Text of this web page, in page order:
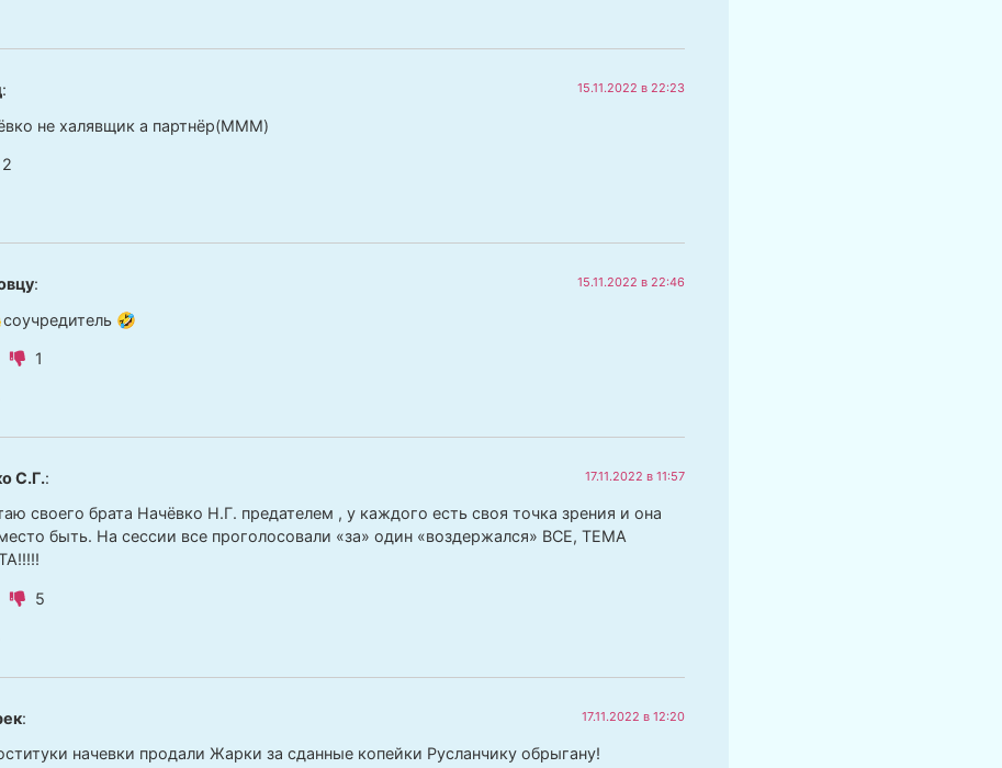
: 15.11.2022 в 22:23
не халявщик а партнёр(МММ)
2
: 15.11.2022 в 22:46
🤣
1
С.Г.: 17.11.2022 в 11:57
своего брата Начёвко Н.Г. предателем , у каждого есть своя точка зрения и она
быть. На сессии все проголосовали «за» один «воздержался» ВСЕ, ТЕМА
5
: 17.11.2022 в 12:20
начевки продали Жарки за сданные копейки Русланчику обрыгану!